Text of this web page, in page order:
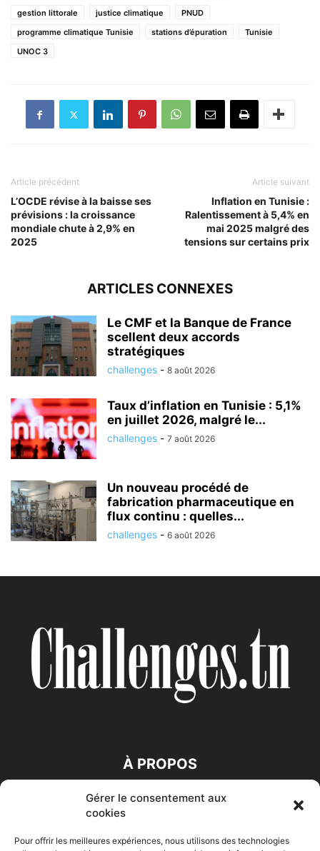
Gérer le consentement aux
cookies
Pour offrir les meilleures expériences, nous utilisons des technologies
gestion littorale
justice climatique
PNUD
programme climatique Tunisie
stations d’épuration
Tunisie
UNOC 3
Article précédent
L’OCDE révise à la baisse ses
prévisions : la croissance
mondiale chute à 2,9% en
2025
Article suivant
Inflation en Tunisie :
Ralentissement à 5,4% en
mai 2025 malgré des
tensions sur certains prix
ARTICLES CONNEXES
Le CMF et la Banque de France
scellent deux accords
stratégiques
challenges - 8 août 2026
Taux d’inflation en Tunisie : 5,1%
en juillet 2026, malgré le...
challenges - 7 août 2026
Un nouveau procédé de
fabrication pharmaceutique en
flux continu : quelles...
challenges - 6 août 2026
À PROPOS
SUIVEZ NOUS